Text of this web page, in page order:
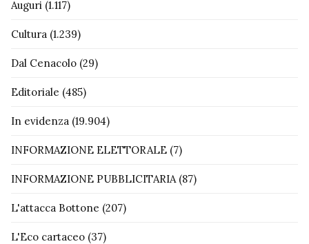
Auguri (1.117)
Cultura (1.239)
Dal Cenacolo (29)
Editoriale (485)
In evidenza (19.904)
INFORMAZIONE ELETTORALE (7)
INFORMAZIONE PUBBLICITARIA(87)
L'attacca Bottone (207)
L'Eco cartaceo (37)